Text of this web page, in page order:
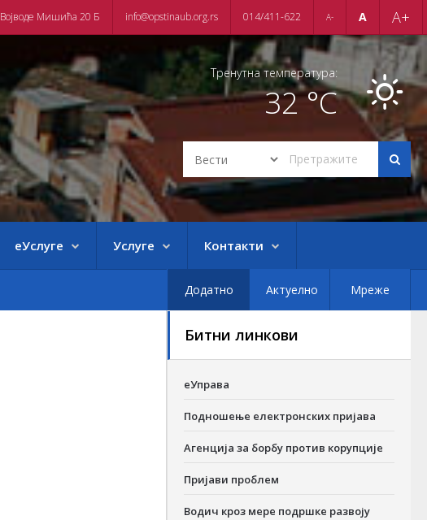
A- A A+
Војводе Мишића 20 Б info@opstinaub.org.rs 014/411-622
Тренутна температура:
32 °C
еУслуге Услуге Контакти
Додатно Актуелно Мреже
Битни линкови
еУправа
Подношење електронских пријава
Агенција за борбу против корупције
Пријави проблем
Водич кроз мере подршке развоју